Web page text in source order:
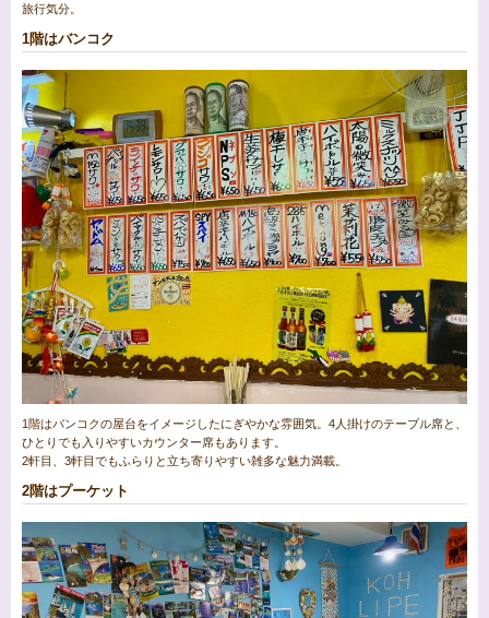
旅行気分。
1階はバンコク
1階はバンコクの屋台をイメージしたにぎやかな雰囲気。4人掛けのテーブル席と、
ひとりでも入りやすいカウンター席もあります。
2軒目、3軒目でもふらりと立ち寄りやすい雑多な魅力満載。
2階はプーケット